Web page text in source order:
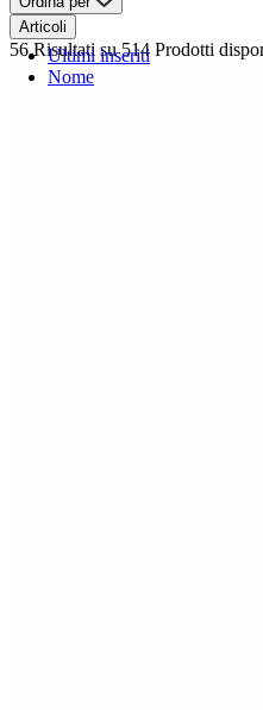
Ultimi inseriti
Nome
Articoli
56 Risultati su 514 Prodotti